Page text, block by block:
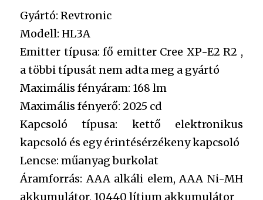
Gyártó: Revtronic
Modell: HL3A
Emitter típusa: fő emitter Cree XP-E2 R2 ,
a többi típusát nem adta meg a gyártó
Maximális fényáram: 168 lm
Maximális fényerő: 2025 cd
Kapcsoló típusa: kettő elektronikus
kapcsoló és egy érintésérzékeny kapcsoló
Lencse: műanyag burkolat
Áramforrás: AAA alkáli elem, AAA Ni-MH
akkumulátor, 10440 lítium akkumulátor